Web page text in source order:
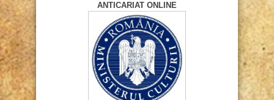
ANTICARIAT ONLINE